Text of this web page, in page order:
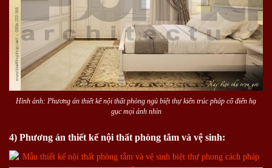
Hình ảnh: Phương án thiết kế nội thất phòng ngủ biệt thự kiến trúc pháp cổ điển hạ
gục mọi ánh nhìn
4) Phương án thiết kế nội thất phòng tắm và vệ sinh: